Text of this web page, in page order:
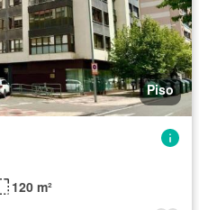
Piso
120 m²